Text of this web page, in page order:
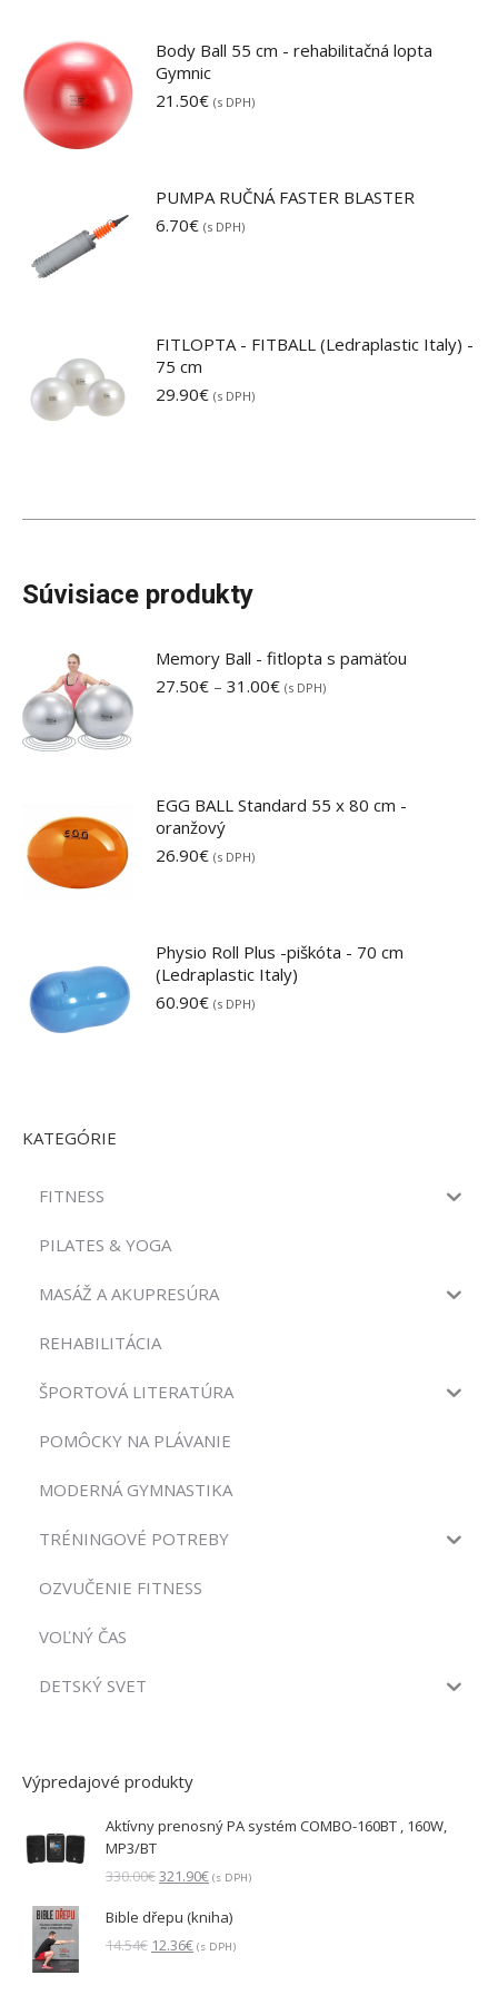
Body Ball 55 cm - rehabilitačná lopta
Gymnic
21.50€ (s DPH)
PUMPA RUČNÁ FASTER BLASTER
6.70€ (s DPH)
FITLOPTA - FITBALL (Ledraplastic Italy) -
75 cm
29.90€ (s DPH)
Súvisiace produkty
Memory Ball - fitlopta s pamäťou
27.50€ – 31.00€Price
(s DPH)
EGG BALL Standard 55 x 80 cm -
oranžový
26.90€ (s DPH)
Physio Roll Plus -piškóta - 70 cm
(Ledraplastic Italy)
60.90€ (s DPH)
KATEGÓRIE
FITNESS
PILATES & YOGA
MASÁŽ A AKUPRESÚRA
REHABILITÁCIA
ŠPORTOVÁ LITERATÚRA
POMÔCKY NA PLÁVANIE
MODERNÁ GYMNASTIKA
TRÉNINGOVÉ POTREBY
OZVUČENIE FITNESS
VOĽNÝ ČAS
DETSKÝ SVET
Výpredajové produkty
Aktívny prenosný PA systém COMBO-160BT , 160W,
MP3/BT
330.00€Pôvodná
bola:
330.00€.
321.90€Aktuálna
je:
321.90€.
(s DPH)
Bible dřepu (kniha)
14.54€ Pôvodná
12.36€Aktuálna
(s DPH)